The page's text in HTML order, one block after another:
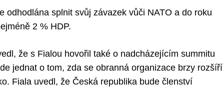
odhodlána splnit svůj závazek vůči NATO a do roku
2 % HDP.
že s Fialou hovořil také o nadcházejícím summitu
jednat o tom, zda se obranná organizace brzy rozšíří
Fiala uvedl, že Česká republika bude členství